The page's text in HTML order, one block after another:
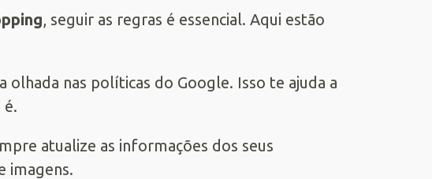
, seguir as regras é essencial. Aqui estão
olhada nas políticas do Google. Isso te ajuda a
é.
atualize as informações dos seus
imagens.